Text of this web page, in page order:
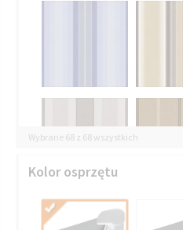
Wybrane 68 z 68 wszystkich
Kolor osprzętu